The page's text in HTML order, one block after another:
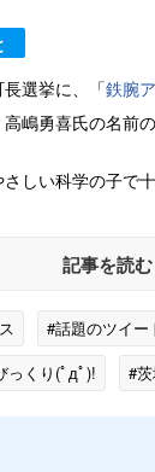
選挙に、「鉄腕
嶋勇喜氏の名前
しい科学の子で
記事を読む
#話題のツイー
っくり(ﾟдﾟ)! #